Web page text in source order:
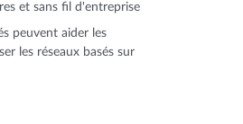
et sans fil d'entreprise
peuvent aider les
les réseaux basés sur